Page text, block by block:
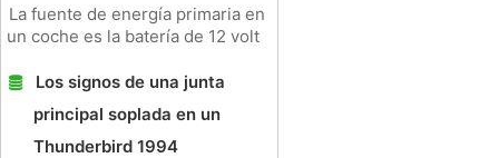
La fuente de energía primaria en
un coche es la batería de 12 volt
Los signos de una junta
principal soplada en un
Thunderbird 1994